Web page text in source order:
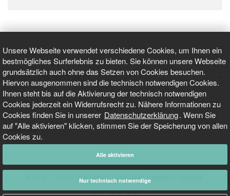
Unsere Webseite verwendet verschiedene Cookies, um Ihnen ein
bestmögliches Surferlebnis zu bieten. Sie können unsere Webseite
grundsätzlich auch ohne das Setzen von Cookies besuchen.
Hiervon ausgenommen sind die technisch notwendigen Cookies.
Ihnen steht bis auf die Aktivierung der technisch notwendigen
Cookies jederzeit ein Widerrufsrecht zu. Nähere Informationen zu
Cookies finden Sie in unserer Datenschutzerklärung. Wenn Sie
auf "Alle aktivieren" klicken, stimmen Sie der Speicherung von allen
Cookies zu.
Alle aktivieren
Nur technisch notwendige
GEPRÜFT UND ZERTIFIZIERT
AKTUELLE NACHRICHTEN
TARIFO.DE
Alle Inhalte unterliegen unserem Copyright.